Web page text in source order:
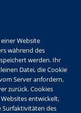
Website
während des
werden. Ihr
Datei, die Cookie
Server anfordern,
zurück. Cookies
entwickelt,
Surfaktivitäten des